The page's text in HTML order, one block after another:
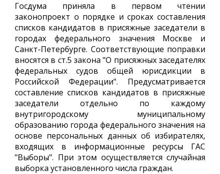
Госдума приняла в первом чтении
законопроект о порядке и сроках составления
списков кандидатов в присяжные заседатели в
городах федерального значения Москве и
Санкт-Петербурге. Соответствующие поправки
вносятся в ст.5 закона "О присяжных заседателях
федеральных судов общей юрисдикции в
Российской Федерации". Предусматривается
составление списков кандидатов в присяжные
заседатели отдельно по каждому
внутригородскому муниципальному
образованию города федерального значения на
основе персональных данных об избирателях,
входящих в информационные ресурсы ГАС
"Выборы". При этом осуществляется случайная
выборка установленного числа граждан.